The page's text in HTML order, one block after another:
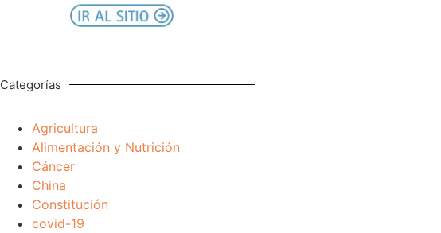
Categorías
Agricultura
Alimentación y Nutrición
Cáncer
China
Constitución
covid-19